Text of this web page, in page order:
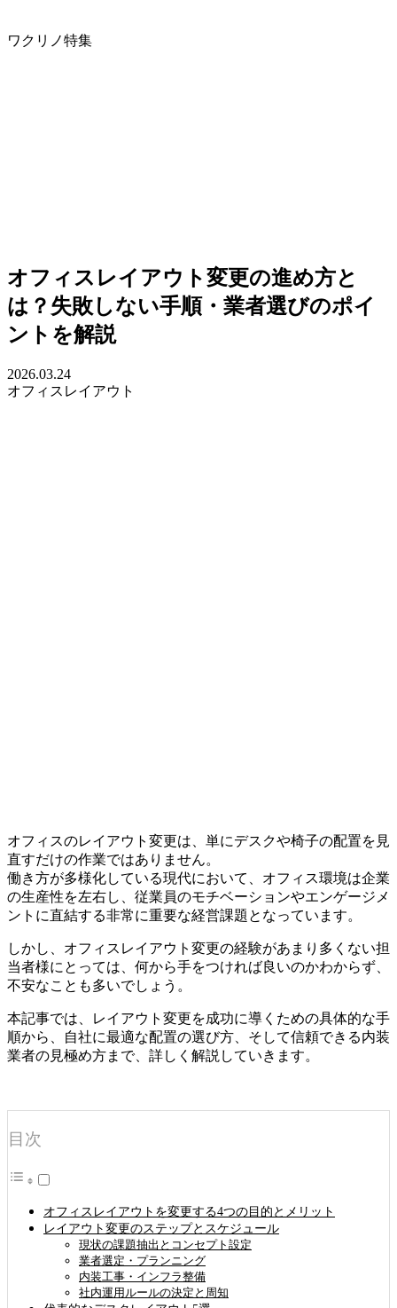
ワクリノ特集
オフィスレイアウト変更の進め方と
は？失敗しない手順・業者選びのポイ
ントを解説
2026.03.24
オフィスレイアウト
オフィスのレイアウト変更は、単にデスクや椅子の配置を見
直すだけの作業ではありません。
働き方が多様化している現代において、オフィス環境は企業
の生産性を左右し、従業員のモチベーションやエンゲージメ
ントに直結する非常に重要な経営課題となっています。
しかし、オフィスレイアウト変更の経験があまり多くない担
当者様にとっては、何から手をつければ良いのかわからず、
不安なことも多いでしょう。
本記事では、レイアウト変更を成功に導くための具体的な手
順から、自社に最適な配置の選び方、そして信頼できる内装
業者の見極め方まで、詳しく解説していきます。
目次
オフィスレイアウトを変更する4つの目的とメリット
レイアウト変更のステップとスケジュール
現状の課題抽出とコンセプト設定
業者選定・プランニング
内装工事・インフラ整備
社内運用ルールの決定と周知